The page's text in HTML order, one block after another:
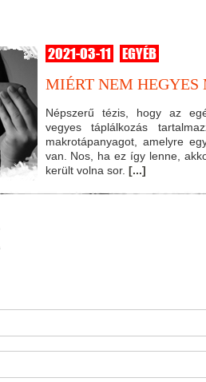
2021-03-11
EGYÉB
MIÉRT NEM HEGYES
Népszerű tézis, hogy az
vegyes táplálkozás
makrotápanyagot, amelyre
van. Nos, ha ez így lenne,
került volna sor. [...]